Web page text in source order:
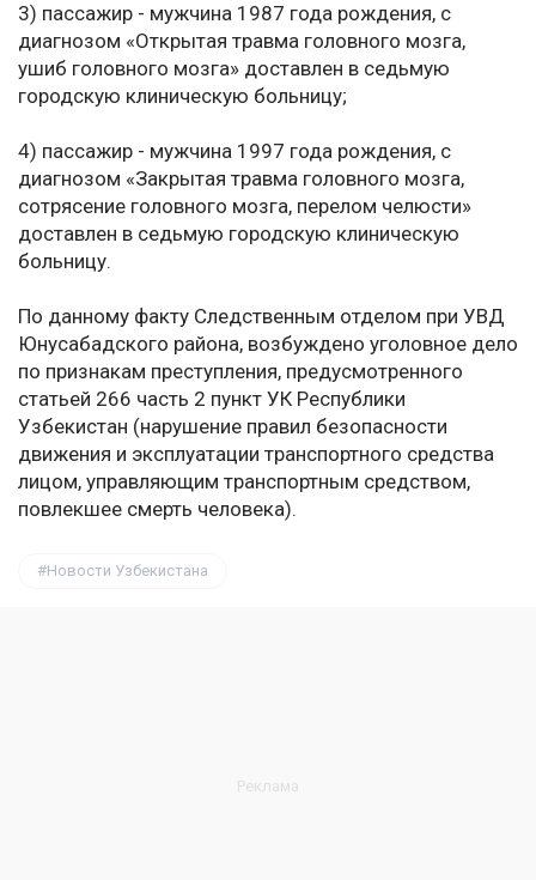
3) пассажир - мужчина 1987 года рождения, с
диагнозом «Открытая травма головного мозга,
ушиб головного мозга» доставлен в седьмую
городскую клиническую больницу;
4) пассажир - мужчина 1997 года рождения, с
диагнозом «Закрытая травма головного мозга,
сотрясение головного мозга, перелом челюсти»
доставлен в седьмую городскую клиническую
больницу.
По данному факту Следственным отделом при УВД
Юнусабадского района, возбуждено уголовное дело
по признакам преступления, предусмотренного
статьей 266 часть 2 пункт УК Республики
Узбекистан (нарушение правил безопасности
движения и эксплуатации транспортного средства
лицом, управляющим транспортным средством,
повлекшее смерть человека).
Новости Узбекистана